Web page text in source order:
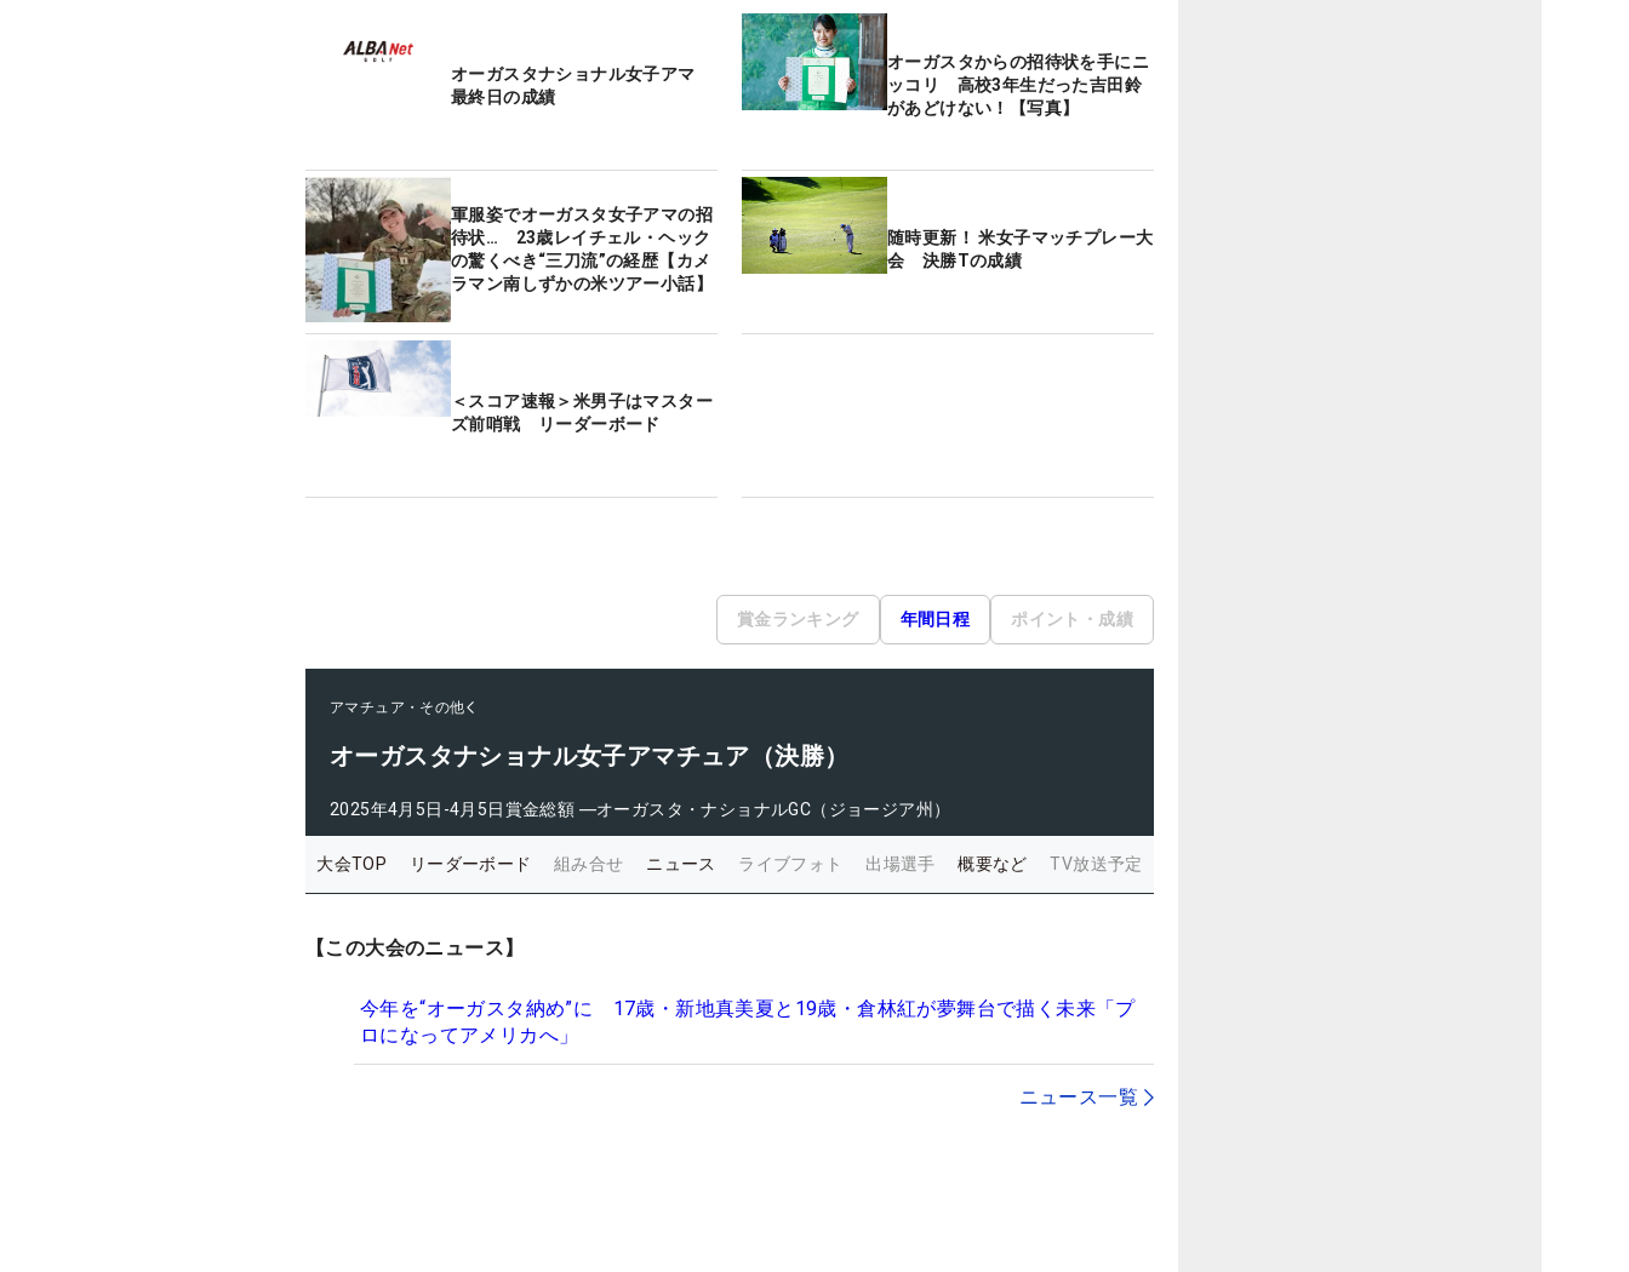
オーガスタナショナル女子アマ
最終日の成績
オーガスタからの招待状を手にニ
ッコリ 高校3年生だった吉田鈴
があどけない！【写真】
軍服姿でオーガスタ女子アマの招
待状… 23歳レイチェル・ヘック
の驚くべき“三刀流”の経歴【カメ
ラマン南しずかの米ツアー小話】
随時更新！ 米女子マッチプレー大
会 決勝Tの成績
＜スコア速報＞米男子はマスター
ズ前哨戦 リーダーボード
賞金ランキング 年間日程 ポイント・成績
アマチュア・その他
オーガスタナショナル女子アマチュア（決勝）
2025年4月5日-4月5日賞金総額 ―オーガスタ・ナショナルGC（ジョージア州）
大会TOP リーダーボード 組み合せ ニュース ライブフォト 出場選手 概要など TV放送予定
【この大会のニュース】
今年を“オーガスタ納め”に 17歳・新地真美夏と19歳・倉林紅が夢舞台で描く未来「プ
ロになってアメリカへ」
ニュース一覧